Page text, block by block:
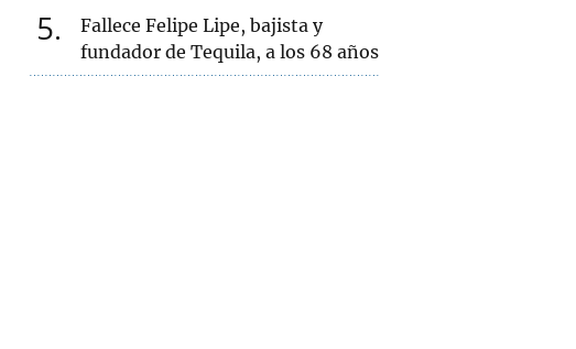
5
Fallece Felipe Lipe, bajista y
fundador de Tequila, a los 68 años